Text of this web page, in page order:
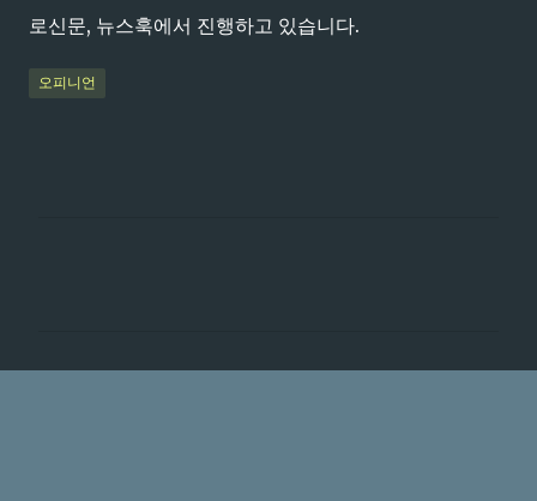
로신문, 뉴스훅에서 진행하고 있습니다.
오피니언